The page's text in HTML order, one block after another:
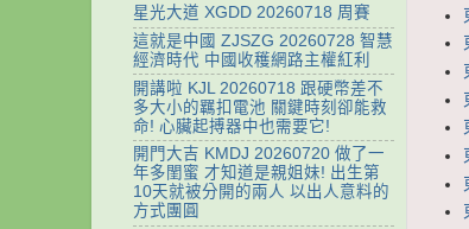
星光大道 XGDD 20260718 周賽
這就是中國 ZJSZG 20260728 智慧
經濟時代 中國收穫網路主權紅利
開講啦 KJL 20260718 跟硬幣差不
多大小的羈扣電池 關鍵時刻卻能救
命! 心臟起搏器中也需要它!
開門大吉 KMDJ 20260720 做了一
年多閨蜜 才知道是親姐妹! 出生第
10天就被分開的兩人 以出人意料的
方式團圓